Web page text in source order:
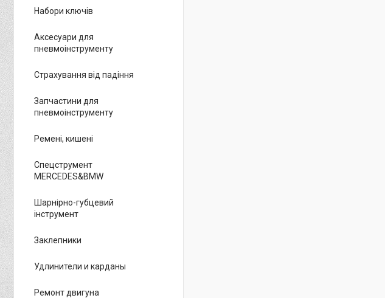
Набори ключів
Аксесуари для
пневмоінструменту
Страхування від падіння
Запчастини для
пневмоінструменту
Ремені, кишені
Спецструмент
MERCEDES&BMW
Шарнірно-губцевий
інструмент
Заклепники
Удлинители и карданы
Ремонт двигуна